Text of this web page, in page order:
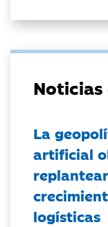
Noticias
La
artificial
logísticas